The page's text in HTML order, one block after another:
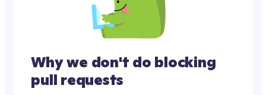
Why we don't do blocking
pull requests